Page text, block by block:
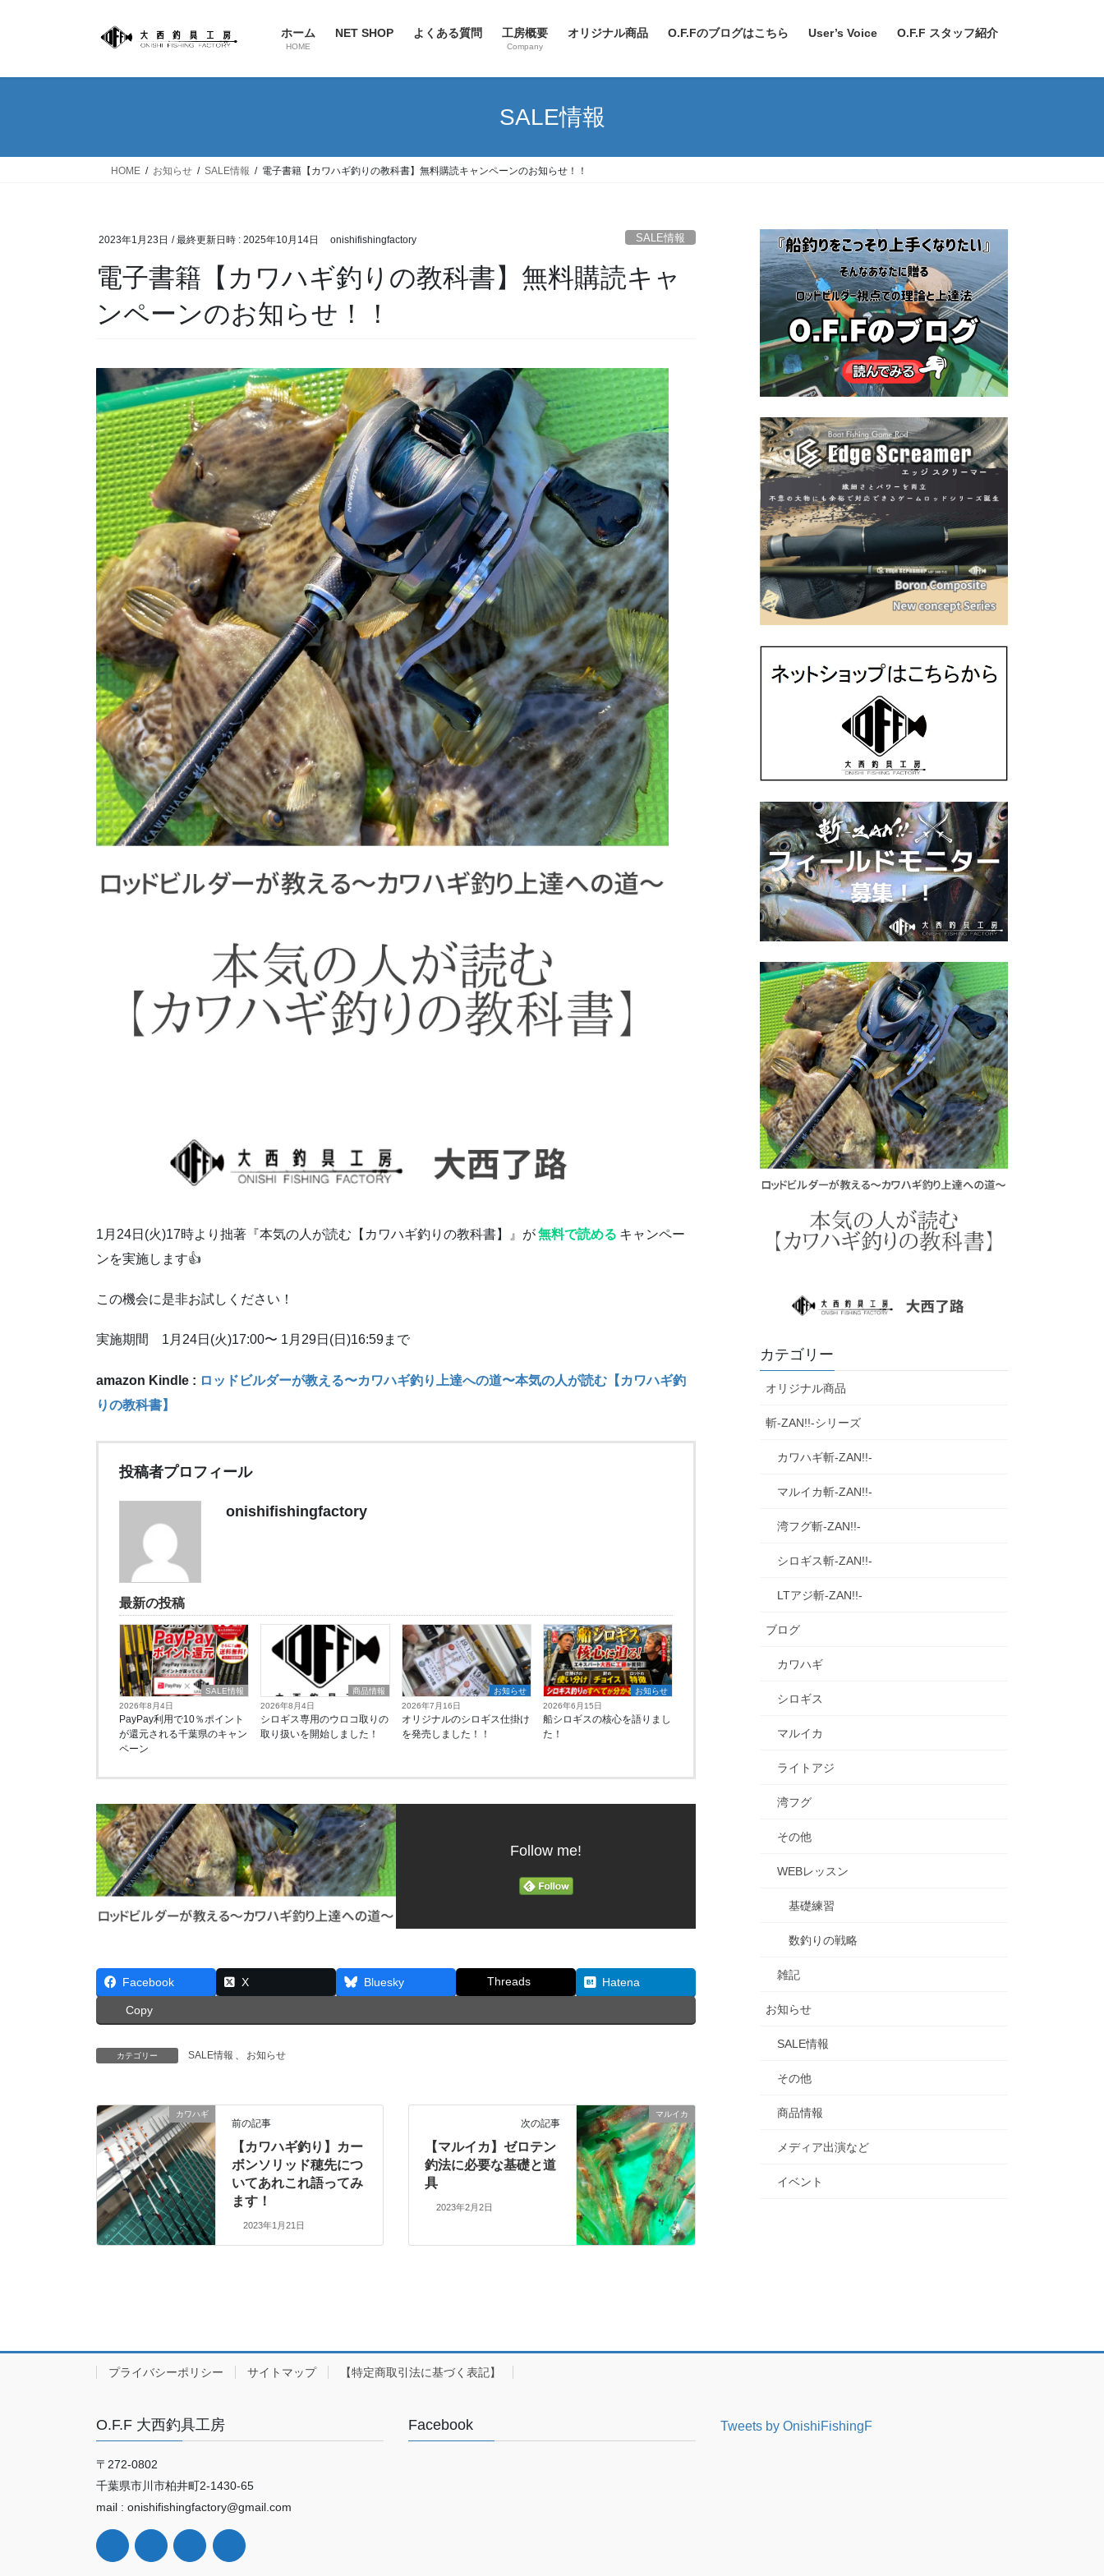
ホーム
HOME
NET SHOP よくある質問 工房概要
Company
オリジナル商品 O.F.Fのブログはこちら User’s Voice O.F.F スタッフ紹介
SALE情報
HOME お知らせ SALE情報 電子書籍【カワハギ釣りの教科書】無料購読キャンペーンのお知らせ！！
2023年1月23日 / 最終更新日時 : 2025年10月14日 onishifishingfactory SALE情報
電子書籍【カワハギ釣りの教科書】無料購読キャ
ンペーンのお知らせ！！
1月24日(火)17時より拙著『本気の人が読む【カワハギ釣りの教科書】』が無料で読める キャンペー
ンを実施します👍
この機会に是非お試しください！
実施期間 1月24日(火)17:00〜 1月29日(日)16:59まで
amazon Kindle : ロッドビルダーが教える〜カワハギ釣り上達への道〜本気の人が読む【カワハギ釣
りの教科書】
投稿者プロフィール
onishifishingfactory
最新の投稿
SALE情報
2026年8月4日
PayPay利用で10％ポイント
が還元される千葉県のキャン
ペーン
商品情報
2026年8月4日
シロギス専用のウロコ取りの
取り扱いを開始しました！
お知らせ
2026年7月16日
オリジナルのシロギス仕掛け
を発売しました！！
お知らせ
2026年6月15日
船シロギスの核心を語りまし
た！
Follow me!
Facebook X Bluesky Threads Hatena
Copy
カテゴリー SALE情報 、 お知らせ
カワハギ
前の記事
【カワハギ釣り】カー
ボンソリッド穂先につ
いてあれこれ語ってみ
ます！
2023年1月21日
マルイカ
次の記事
【マルイカ】ゼロテン
釣法に必要な基礎と道
具
2023年2月2日
カテゴリー
オリジナル商品
斬‐ZAN!!‐シリーズ
カワハギ斬‐ZAN!!‐
マルイカ斬‐ZAN!!‐
湾フグ斬‐ZAN!!‐
シロギス斬‐ZAN!!‐
LTアジ斬‐ZAN!!‐
ブログ
カワハギ
シロギス
マルイカ
ライトアジ
湾フグ
その他
WEBレッスン
基礎練習
数釣りの戦略
雑記
お知らせ
SALE情報
その他
商品情報
メディア出演など
イベント
プライバシーポリシー サイトマップ 【特定商取引法に基づく表記】
O.F.F 大西釣具工房
〒272-0802
千葉県市川市柏井町2-1430-65
mail : onishifishingfactory@gmail.com
Facebook Tweets by OnishiFishingF